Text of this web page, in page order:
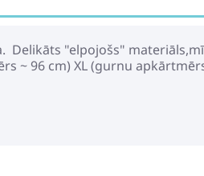
Delikāts "elpojošs"
~ 96 cm) XL (gurnu